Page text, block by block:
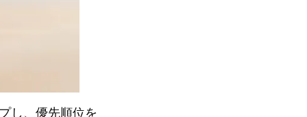
し、優先順位を